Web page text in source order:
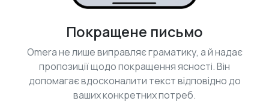
Покращене письмо
Omera не лише виправляє граматику, а й надає
пропозиції щодо покращення ясності. Він
допомагає вдосконалити текст відповідно до
ваших конкретних потреб.